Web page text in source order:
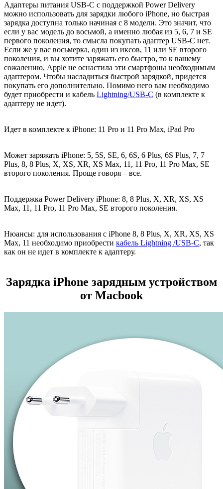
Адаптеры питания USB-C с поддержкой Power Delivery
можно использовать для зарядки любого iPhone, но быстрая
зарядка доступна только начиная с 8 модели. Это значит, что
если у вас модель до восьмой, а именно любая из 5, 6, 7 и SE
первого поколения, то смысла покупать адаптер USB-C нет.
Если же у вас восьмерка, один из иксов, 11 или SE второго
поколения, и вы хотите заряжать его быстро, то к вашему
сожалению, Apple не оснастила эти смартфоны необходимым
адаптером. Чтобы насладиться быстрой зарядкой, придется
покупать его дополнительно. Помимо него вам необходимо
будет приобрести и кабель Lightning/USB-C (в комплекте к
адаптеру не идет).
Идет в комплекте к iPhone: 11 Pro и 11 Pro Max, iPad Pro
Может заряжать iPhone: 5, 5S, SE, 6, 6S, 6 Plus, 6S Plus, 7, 7
Plus, 8, 8 Plus, X, XS, XR, XS Max, 11, 11 Pro, 11 Pro Max, SE
второго поколения. Проще говоря – все.
Поддержка Power Delivery iPhone: 8, 8 Plus, X, XR, XS, XS
Max, 11, 11 Pro, 11 Pro Max, SE второго поколения.
Нюансы: для использования с iPhone 8, 8 Plus, X, XR, XS, XS
Max, 11 необходимо приобрести кабель Lightning /USB-С, так
как он не идет в комплекте к адаптеру.
Зарядка iPhone зарядным устройством
от Macbook